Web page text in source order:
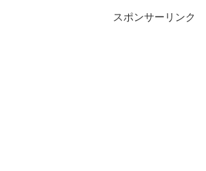
スポンサーリンク